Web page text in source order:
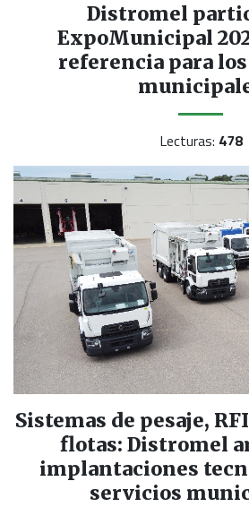
Distromel
ExpoMunicipal
referencia para
Lecturas: 478
Sistemas de pesaje,
flotas: Distromel
implantaciones
servicios